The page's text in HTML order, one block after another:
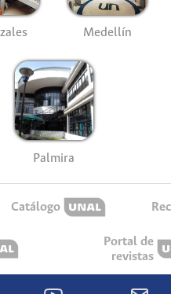
Medellín
Palmira
Catálogo
Portal de
revistas